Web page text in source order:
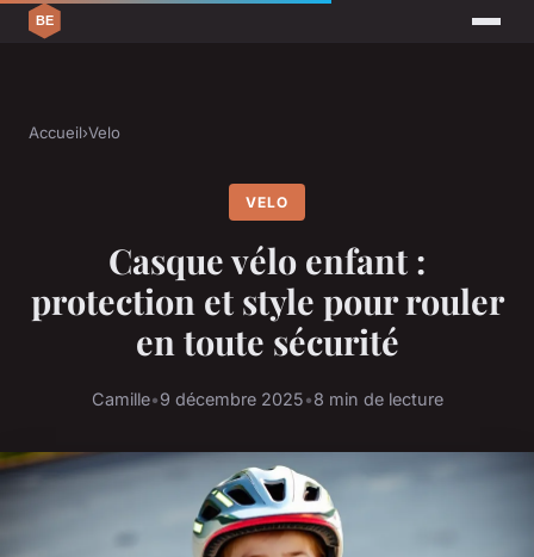
Accueil›Velo
VELO
Casque vélo enfant :
protection et style pour rouler
en toute sécurité
Camille•9 décembre 2025•8 min de lecture